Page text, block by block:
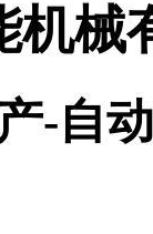
机械
-自